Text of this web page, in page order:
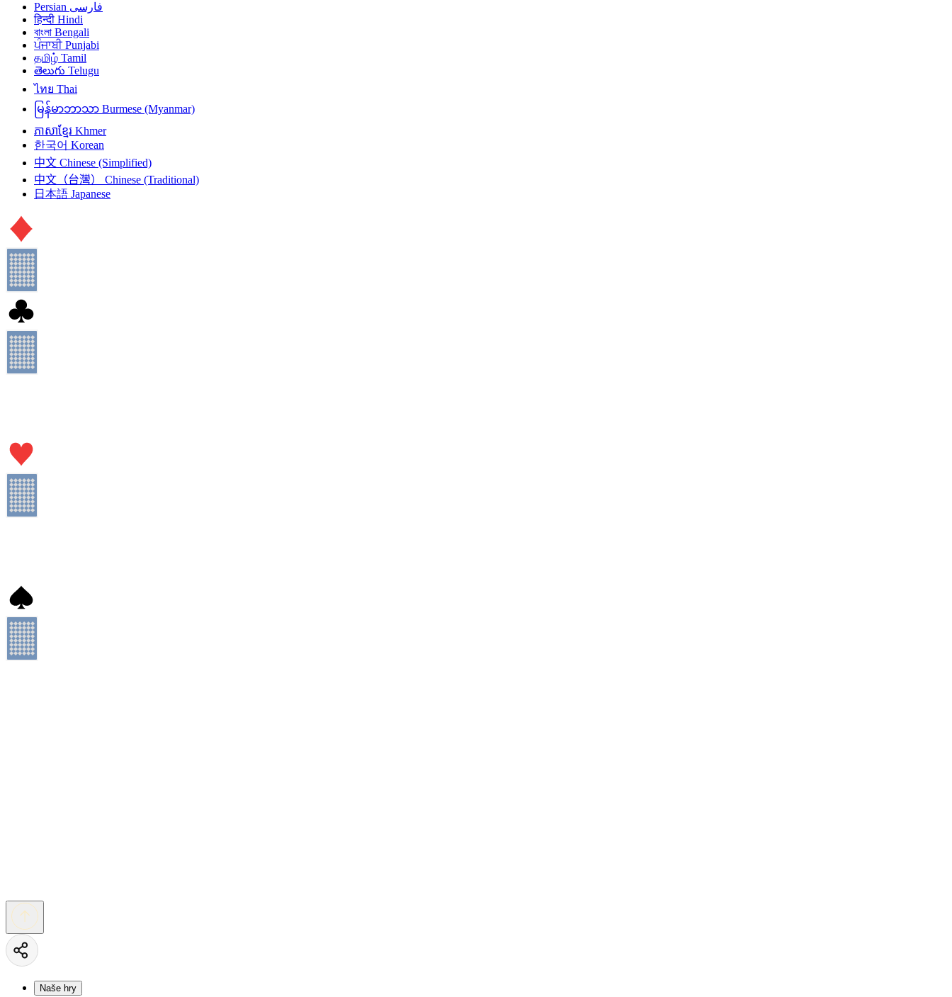
فارسی Persian
हिन्दी Hindi
বাংলা Bengali
ਪੰਜਾਬੀ Punjabi
தமிழ் Tamil
తెలుగు Telugu
ไทย Thai
မြန်မာဘာသာ Burmese (Myanmar)
ភាសាខ្មែរ Khmer
한국어 Korean
中文 Chinese (Simplified)
中文（台灣）
Chinese (Traditional)
日本語 Japanese
Naše hry